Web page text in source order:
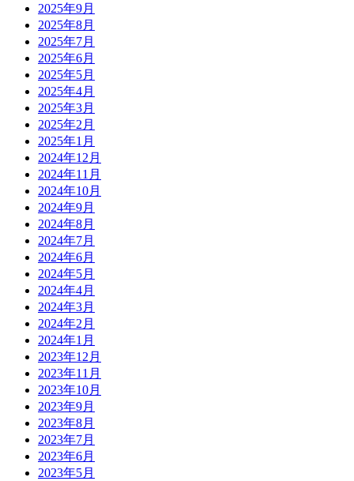
2025年9月
2025年8月
2025年7月
2025年6月
2025年5月
2025年4月
2025年3月
2025年2月
2025年1月
2024年12月
2024年11月
2024年10月
2024年9月
2024年8月
2024年7月
2024年6月
2024年5月
2024年4月
2024年3月
2024年2月
2024年1月
2023年12月
2023年11月
2023年10月
2023年9月
2023年8月
2023年7月
2023年6月
2023年5月